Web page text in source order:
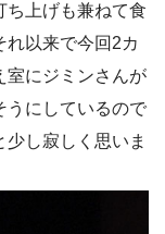
ち上げも兼ねて食
れ以来で今回2カ
室にジミンさんが
うにしているので
し寂しく思いま